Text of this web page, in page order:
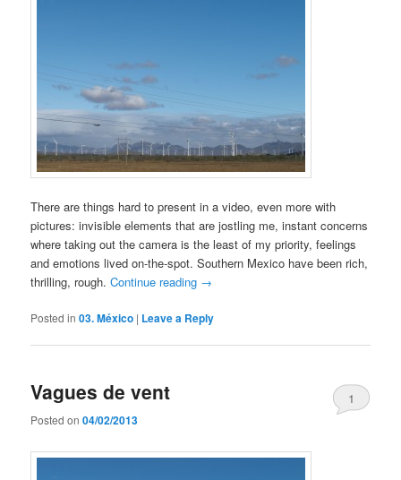
There are things hard to present in a video, even more with
pictures: invisible elements that are jostling me, instant concerns
where taking out the camera is the least of my priority, feelings
and emotions lived on-the-spot. Southern Mexico have been rich,
thrilling, rough.Continue reading →
Posted in 03. México | Leave a Reply
Vagues de vent
Posted on04/02/2013
1